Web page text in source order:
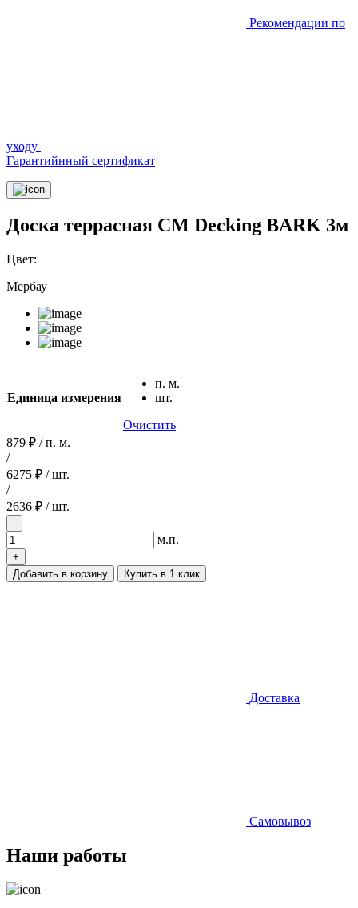
Рекомендации по
уходу
Гарантийнный сертификат
Доска террасная CM Decking BARK 3м
Цвет:
Мербау
Единица измерения
п. м.
шт.
Очистить
879 ₽ / п. м.
/
6275 ₽ / шт.
/
2636 ₽ / шт.
-
Количество
товара
Доска
террасная
м.п.
+
Добавить в корзину
Купить в 1 клик
Доставка
Самовывоз
Наши работы